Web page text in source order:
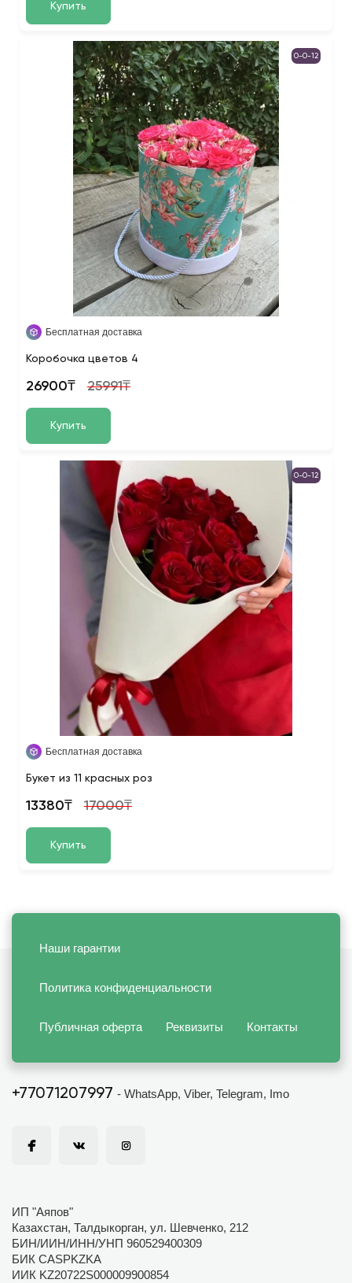
Купить
0-0-12
Бесплатная доставка
Коробочка цветов 4
26900₸ 25991₸
Купить
0-0-12
Бесплатная доставка
Букет из 11 красных роз
13380₸ 17000₸
Купить
Наши гарантии
Политика конфиденциальности
Публичная оферта Реквизиты Контакты
+77071207997 - WhatsApp, Viber, Telegram, Imo
ИП "Аяпов"
Казахстан, Талдыкорган, ул. Шевченко, 212
БИН/ИИН/ИНН/УНП 960529400309
БИК CASPKZKA
ИИК KZ20722S000009900854